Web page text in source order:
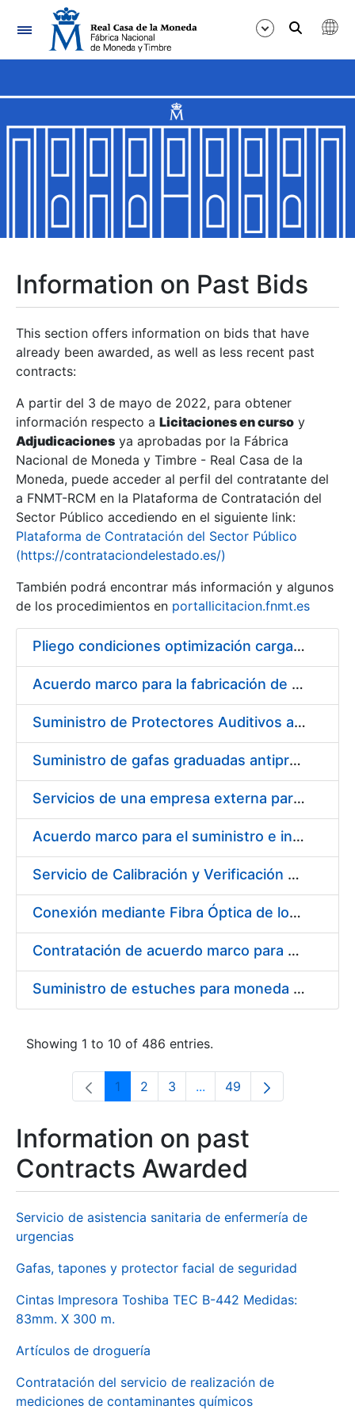
Navigation
Show/Hide
Show/Hide
Show/Hide
Show/Hide
Show/Hide
Show/Hide
Information on Past Bids
This section offers information on bids that have
already been awarded, as well as less recent past
contracts:
A partir del 3 de mayo de 2022, para obtener
información respecto a Licitaciones en curso y
Adjudicaciones ya aprobadas por la Fábrica
Nacional de Moneda y Timbre - Real Casa de la
Moneda, puede acceder al perfil del contratante del
a FNMT-RCM en la Plataforma de Contratación del
Sector Público accediendo en el siguiente link:
Plataforma de Contratación del Sector Público
(https://contrataciondelestado.es/)
También podrá encontrar más información y algunos
de los procedimientos en portallicitacion.fnmt.es
Pliego condiciones optimización cargas compras firmado
Acuerdo marco para la fabricación de piezas
Suministro de Protectores Auditivos a medida para las personas trabajadoras de los Centros de Trabajo de Madrid y Burgos
Suministro de gafas graduadas antiproyecciones para los trabajadores de la FNMT-RCM en los centros de trabajo de Madrid y Burgos
Servicios de una empresa externa para el asesoramiento y resolución de los recursos de alzada que se presentan relacionados con procesos de selección para la FNMT-RCM
Acuerdo marco para el suministro e instalación de persianas, estores y otros complementos
Servicio de Calibración y Verificación Externa de los Equipos de Medición del Servicio de Prevención de la FNMT-RCM
Conexión mediante Fibra Óptica de los Centros de Proceso de Datos (CPDs) de las sedes de la FNMT-RCM de Burgos y Madrid
Contratación de acuerdo marco para el Suministro de Material de Electricidad para la Fábrica Nacional de Moneda y Timbre-Real Casa de la Moneda en su centro de trabajo de Burgos
Suministro de estuches para moneda de 30 €
Showing 1 to 10 of 486 entries.
Page
1 Page
2 Page
3 ...Intermediate Pages Use
Page
49
Information on past
Contracts Awarded
Servicio de asistencia sanitaria de enfermería de
urgencias
Gafas, tapones y protector facial de seguridad
Cintas Impresora Toshiba TEC B-442 Medidas:
83mm. X 300 m.
Artículos de droguería
Contratación del servicio de realización de
mediciones de contaminantes químicos